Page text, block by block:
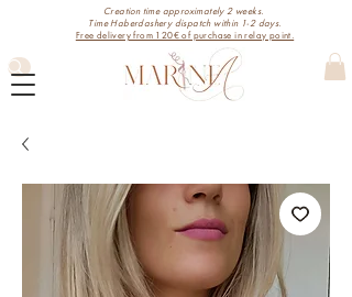
Creation time approximately 2 weeks.
Time Haberdashery dispatch within 1-2 days.
Free delivery from 120€ of purchase in relay point.